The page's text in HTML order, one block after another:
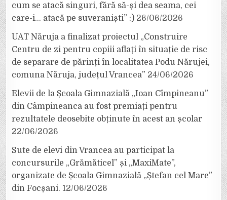
cum se atacă singuri, fără să-și dea seama, cei
care-i… atacă pe suveraniști” :) 26/06/2026
UAT Năruja a finalizat proiectul „Construire
Centru de zi pentru copiii aflați în situație de risc
de separare de părinți în localitatea Podu Nărujei,
comuna Năruja, județul Vrancea” 24/06/2026
Elevii de la Școala Gimnazială „Ioan Cîmpineanu”
din Câmpineanca au fost premiați pentru
rezultatele deosebite obținute în acest an școlar
22/06/2026
Sute de elevi din Vrancea au participat la
concursurile „Grămăticel” și „MaxiMate”,
organizate de Școala Gimnazială „Ștefan cel Mare”
din Focșani. 12/06/2026